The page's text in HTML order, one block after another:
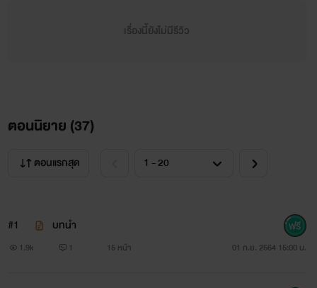
เรื่องนี้ยังไม่มีรีวิว
ตอนนิยาย (37)
ตอนแรกสุด
#1 บทนำ
1.9k 1 15 หน้า 01 ก.ย. 2564 15:00 น.